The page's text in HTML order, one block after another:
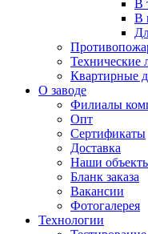
В
В
Технические
Квартирные
О заводе
Филиалы
Опт
Сертификаты
Доставка
Наши
Бланк заказа
Вакансии
Фотогалерея
Технологии